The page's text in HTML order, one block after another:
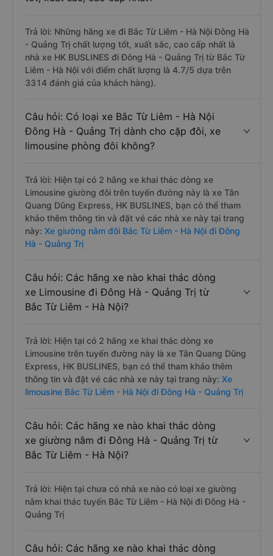
Trả lời: Những hãng xe đi Bắc Từ Liêm - Hà Nội Đông Hà
- Quảng Trị chất lượng tốt, xuất sắc, cao cấp nhất là
nhà xe HK BUSLINES đi Đông Hà - Quảng Trị từ Bắc Từ
Liêm - Hà Nội với điểm chất lượng là 4.7/5 dựa trên
3314 đánh giá của khách hàng).
Câu hỏi: Có loại xe Bắc Từ Liêm - Hà Nội
Đông Hà - Quảng Trị dành cho cặp đôi, xe
limousine phòng đôi không?
Trả lời: Hiện tại có 2 hãng xe khai thác dòng xe
Limousine giường đôi trên tuyến đường này là xe Tân
Quang Dũng Express, HK BUSLINES, bạn có thể tham
khảo thêm thông tin và đặt vé các nhà xe này tại trang
này: Xe giường nằm đôi Bắc Từ Liêm - Hà Nội đi Đông
Hà - Quảng Trị
Câu hỏi: Các hãng xe nào khai thác dòng
xe Limousine đi Đông Hà - Quảng Trị từ
Bắc Từ Liêm - Hà Nội?
Trả lời: Hiện tại có 2 hãng xe khai thác dòng xe
Limousine trên tuyến đường này là xe Tân Quang Dũng
Express, HK BUSLINES, bạn có thể tham khảo thêm
thông tin và đặt vé các nhà xe này tại trang này: Xe
limousine Bắc Từ Liêm - Hà Nội đi Đông Hà - Quảng Trị
Câu hỏi: Các hãng xe nào khai thác dòng
xe giường nằm đi Đông Hà - Quảng Trị từ
Bắc Từ Liêm - Hà Nội?
Trả lời: Hiện tại chưa có nhà xe nào có loại xe giường
nằm khai thác tuyến Bắc Từ Liêm - Hà Nội đi Đông Hà -
Quảng Trị
Câu hỏi: Các hãng xe nào khai thác dòng